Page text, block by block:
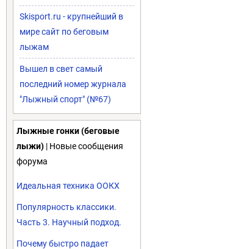
Skisport.ru - крупнейший в
мире сайт по беговым
лыжам
Вышел в свет самый
последний номер журнала
"Лыжный спорт" (№67)
Лыжные гонки (беговые
лыжи) | Новые сообщения
форума
Идеальная техника ООКХ
Популярность классики.
Часть 3. Научный подход.
Почему быстро падает